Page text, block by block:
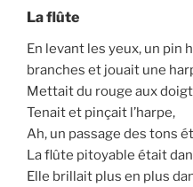
La flûte
En levant les yeux, un pin
branches et jouait une
Mettait du rouge aux
Tenait et pinçait l’harpe,
Ah, un passage des tons
La flûte pitoyable était
Elle brillait plus en plus